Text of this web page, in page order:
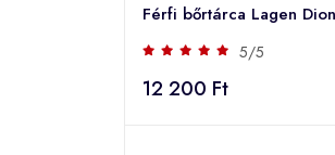
Férfi bőrtárca Lagen
5/5
12 200 Ft